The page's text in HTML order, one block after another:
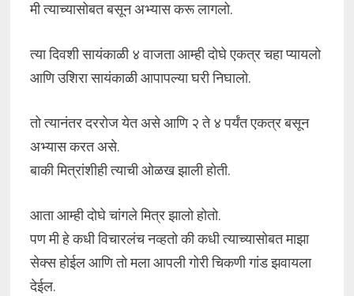
मी त्याच्यासोबत बसून अभ्यास करू लागलो.
त्या दिवशी सायंकाळी ४ वाजता आम्ही दोघे एकत्र चहा प्यायलो
आणि उशिरा सायंकाळी आपापल्या घरी निघालो.
तो त्यानंतर दररोज येत असे आणि २ ते ४ पर्यंत एकत्र बसून
अभ्यास करत असे.
बाकी मित्रांशीही त्याची ओळख झाली होती.
आता आम्ही दोघे चांगले मित्र झालो होतो.
पण मी हे कधी विचारलंच नव्हतो की कधी त्याच्यासोबत माझा
सेक्स होईल आणि तो मला आपली गोरी चिकणी गांड झवायला
देईल.